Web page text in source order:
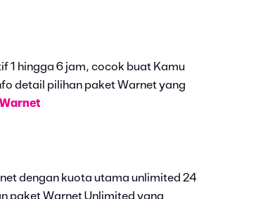
1 hingga 6 jam, cocok buat Kamu
detail pilihan paket Warnet yang
dengan kuota utama unlimited 24
paket Warnet Unlimited yang